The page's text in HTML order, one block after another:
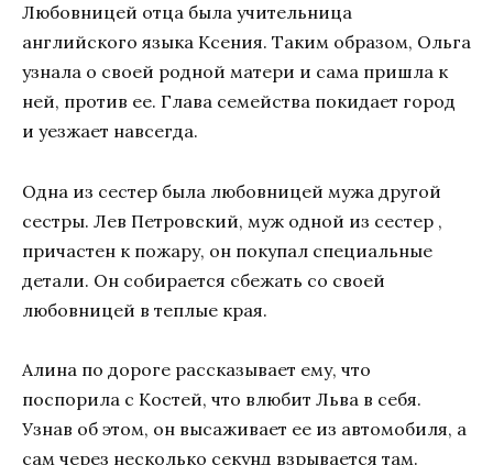
Любовницей отца была учительница
английского языка Ксения. Таким образом, Ольга
узнала о своей родной матери и сама пришла к
ней, против ее. Глава семейства покидает город
и уезжает навсегда.
Одна из сестер была любовницей мужа другой
сестры. Лев Петровский, муж одной из сестер ,
причастен к пожару, он покупал специальные
детали. Он собирается сбежать со своей
любовницей в теплые края.
Алина по дороге рассказывает ему, что
поспорила с Костей, что влюбит Льва в себя.
Узнав об этом, он высаживает ее из автомобиля, а
сам через несколько секунд взрывается там.